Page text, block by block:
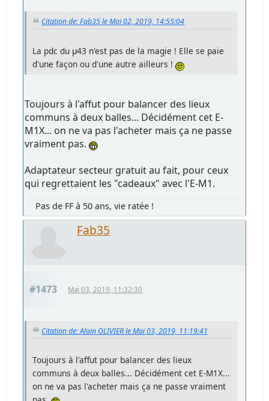
Citation de: Fab35 le Mai 02, 2019, 14:55:04
La pdc du µ43 n'est pas de la magie ! Elle se paie
d'une façon ou d'une autre ailleurs !
Toujours à l'affut pour balancer des lieux
communs à deux balles... Décidément cet E-
M1X... on ne va pas l'acheter mais ça ne passe
vraiment pas.
Adaptateur secteur gratuit au fait, pour ceux
qui regrettaient les "cadeaux" avec l'E-M1.
Pas de FF à 50 ans, vie ratée !
Fab35
#1473 Mai 03, 2019, 11:32:30
Citation de: Alain OLIVIER le Mai 03, 2019, 11:19:41
Toujours à l'affut pour balancer des lieux
communs à deux balles... Décidément cet E-M1X...
on ne va pas l'acheter mais ça ne passe vraiment